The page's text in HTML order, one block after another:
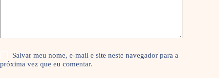
Salvar meu nome, e-mail e site neste navegador para a
próxima vez que eu comentar.